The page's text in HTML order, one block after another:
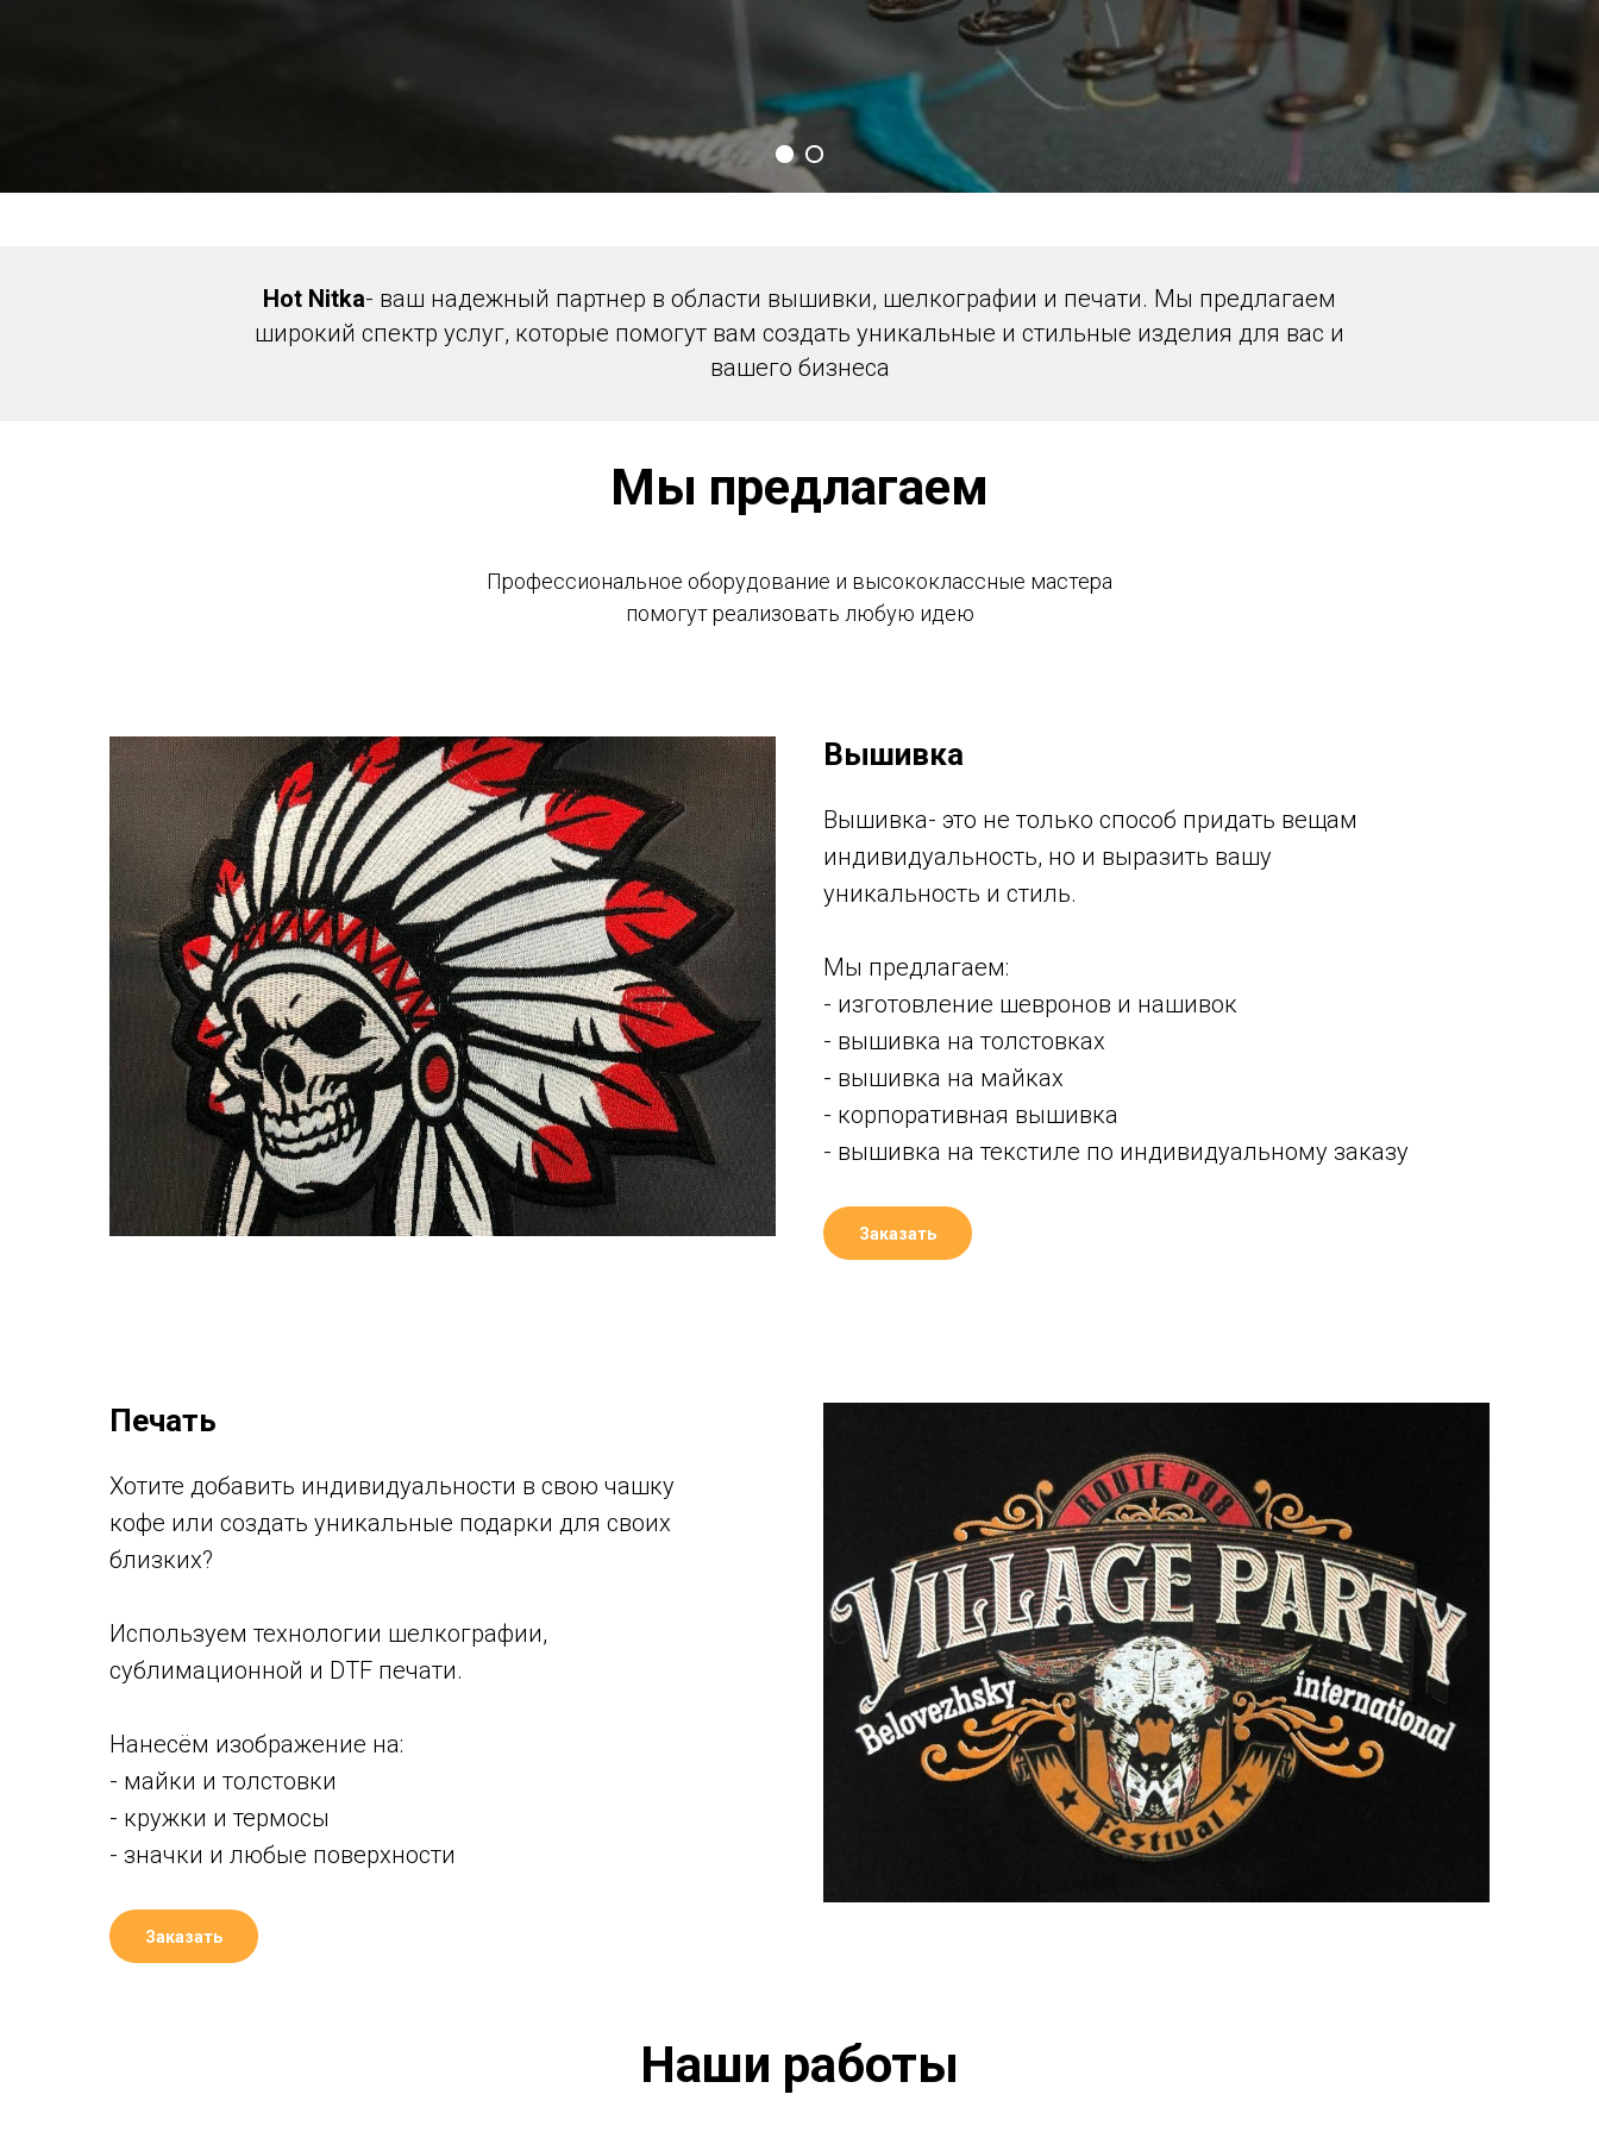
Вышивка и шелкография в
Hot Nitka- ваш надежный партнер в области вышивки, шелкографии и печати. Мы предлагаем
широкий спектр услуг, которые помогут вам создать уникальные и стильные изделия для вас и
вашего бизнеса
Мы предлагаем
Профессиональное оборудование и высококлассные мастера
помогут реализовать любую идею
Вышивка
Вышивка- это не только способ придать вещам
индивидуальность, но и выразить вашу
уникальность и стиль.
Мы предлагаем:
- изготовление шевронов и нашивок
- вышивка на толстовках
- вышивка на майках
- корпоративная вышивка
- вышивка на текстиле по индивидуальному заказу
Заказать
Печать
Хотите добавить индивидуальности в свою чашку
кофе или создать уникальные подарки для своих
близких?
Используем технологии шелкографии,
сублимационной и DTF печати.
Нанесём изображение на:
- майки и толстовки
- кружки и термосы
- значки и любые поверхности
Заказать
Наши работы